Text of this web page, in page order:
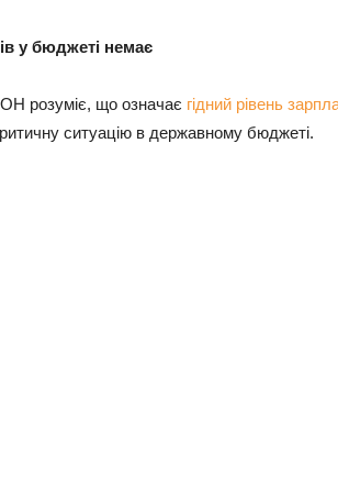
у бюджеті немає
розуміє, що означає гідний рівень
ситуацію в державному бюджеті.